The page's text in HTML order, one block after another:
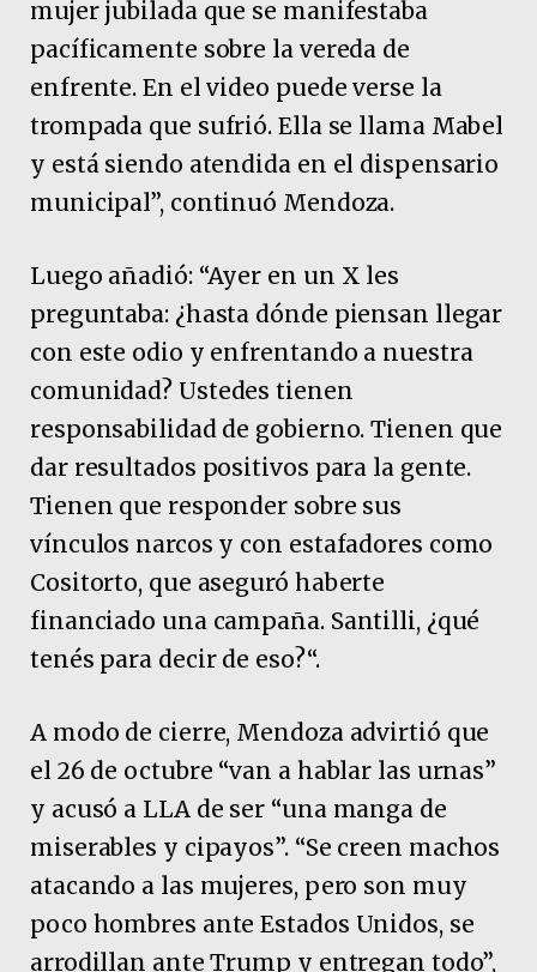
mujer jubilada que se manifestaba
pacíficamente sobre la vereda de
enfrente. En el video puede verse la
trompada que sufrió. Ella se llama Mabel
y está siendo atendida en el dispensario
municipal”, continuó Mendoza.
Luego añadió: “Ayer en un X les
preguntaba: ¿hasta dónde piensan llegar
con este odio y enfrentando a nuestra
comunidad? Ustedes tienen
responsabilidad de gobierno. Tienen que
dar resultados positivos para la gente.
Tienen que responder sobre sus
vínculos narcos y con estafadores como
Cositorto, que aseguró haberte
financiado una campaña. Santilli, ¿qué
tenés para decir de eso?“.
A modo de cierre, Mendoza advirtió que
el 26 de octubre “van a hablar las urnas”
y acusó a LLA de ser “una manga de
miserables y cipayos”. “Se creen machos
atacando a las mujeres, pero son muy
poco hombres ante Estados Unidos, se
arrodillan ante Trump y entregan todo”,